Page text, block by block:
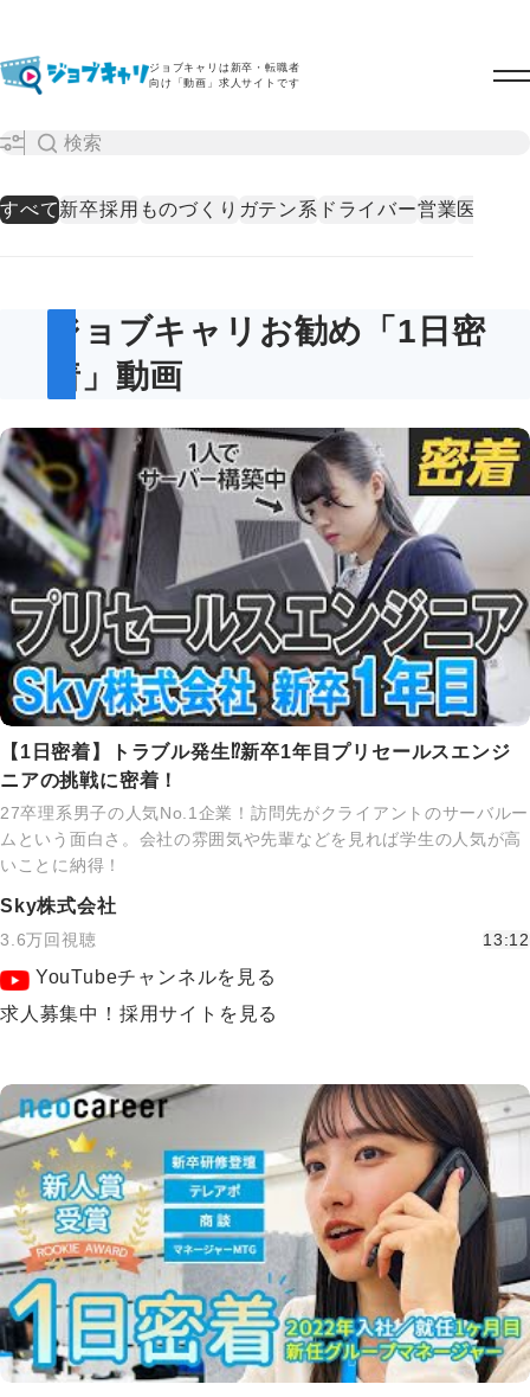
ジョブキャリは新卒・転職者
向け「動画」求人サイトです
すべて新卒採用 ものづくり ガテン系 ドライバー営業医療・
ジョブキャリお勧め「1日密
着」動画
【1日密着】トラブル発生⁉新卒1年目プリセールスエンジ
ニアの挑戦に密着！
27卒理系男子の人気No.1企業！訪問先がクライアントのサーバルー
ムという面白さ。会社の雰囲気や先輩などを見れば学生の人気が高
いことに納得！
Sky株式会社
3.6万回視聴 13:12
YouTubeチャンネルを見る
求人募集中！採用サイトを見る